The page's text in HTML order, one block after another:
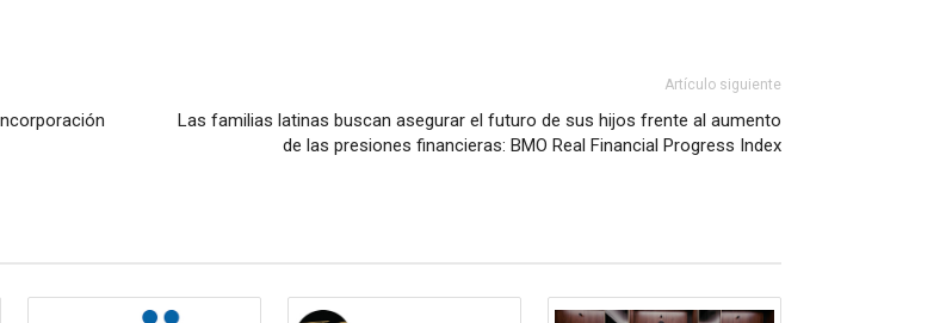
Artículo siguiente
Las familias latinas buscan asegurar el futuro de sus hijos frente al aumento
de las presiones financieras: BMO Real Financial Progress Index